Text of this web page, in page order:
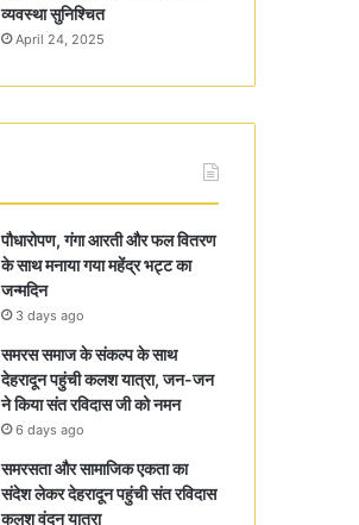
व्यवस्था सुनिश्चित
April 24, 2025
पौधारोपण, गंगा आरती और फल वितरण
के साथ मनाया गया महेंद्र भट्ट का
जन्मदिन
3 days ago
समरस समाज के संकल्प के साथ
देहरादून पहुंची कलश यात्रा, जन-जन
ने किया संत रविदास जी को नमन
6 days ago
समरसता और सामाजिक एकता का
संदेश लेकर देहरादून पहुंची संत रविदास
कलश वंदन यात्रा